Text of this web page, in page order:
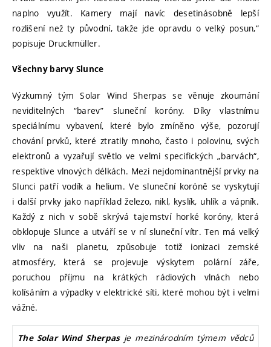
naplno využít. Kamery mají navíc desetinásobně lepší
rozlišení než ty původní, takže jde opravdu o velký posun,“
popisuje Druckmüller.
Všechny barvy Slunce
Výzkumný tým Solar Wind Sherpas se věnuje zkoumání
neviditelných “barev” sluneční koróny. Díky vlastnímu
speciálnímu vybavení, které bylo zmíněno výše, pozorují
chování prvků, které ztratily mnoho, často i polovinu, svých
elektronů a vyzařují světlo ve velmi specifických „barvách“,
respektive vlnových délkách. Mezi nejdominantnější prvky na
Slunci patří vodík a helium. Ve sluneční koróně se vyskytují
i další prvky jako například železo, nikl, kyslík, uhlík a vápník.
Každý z nich v sobě skrývá tajemství horké koróny, která
obklopuje Slunce a utváří se v ní sluneční vítr. Ten má velký
vliv na naši planetu, způsobuje totiž ionizaci zemské
atmosféry, která se projevuje výskytem polární záře,
poruchou příjmu na krátkých rádiových vlnách nebo
kolísáním a výpadky v elektrické síti, které mohou být i velmi
vážné.
The Solar Wind Sherpasje mezinárodním týmem vědců